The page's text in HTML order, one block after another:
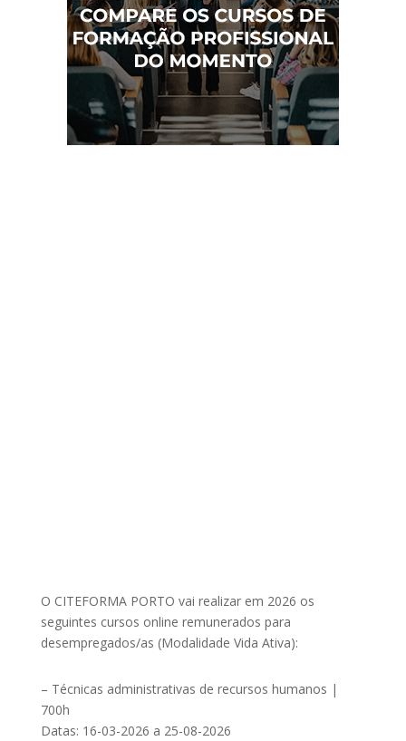
O CITEFORMA PORTO vai realizar em 2026 os
seguintes cursos online remunerados para
desempregados/as (Modalidade Vida Ativa):
– Técnicas administrativas de recursos humanos |
700h
Datas: 16-03-2026 a 25-08-2026